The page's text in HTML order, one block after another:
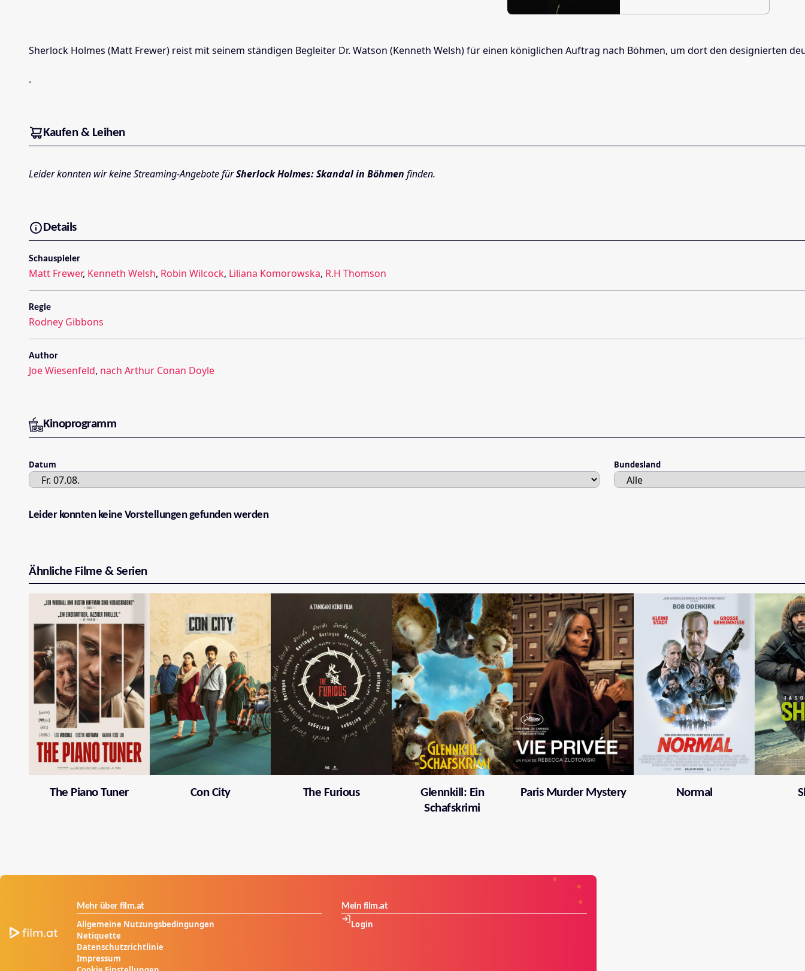
Sherlock Holmes (Matt Frewer) reist mit seinem ständigen Begleiter Dr. Watson (Kenneth Welsh) für einen königlichen Auftrag nach Böhmen, um dort den designierten
.
Kaufen & Leihen
Leider konnten wir keine Streaming-Angebote fürSherlock Holmes: Skandal in Böhmen finden.
Details
Schauspieler
Matt Frewer, Kenneth Welsh, Robin Wilcock, Liliana Komorowska, R.H Thomson
Regie
Rodney Gibbons
Author
Joe Wiesenfeld, nach Arthur Conan Doyle
Kinoprogramm
Datum Bundesland
Leider konnten keine Vorstellungen gefunden werden
Ähnliche Filme & Serien
The Piano Tuner Con City The Furious
Glennkill: Ein
Schafskrimi
Paris Murder Mystery Normal
Mehr über film.at
Allgemeine Nutzungsbedingungen
Netiquette
Datenschutzrichtlinie
Impressum
Mein film.at
Login